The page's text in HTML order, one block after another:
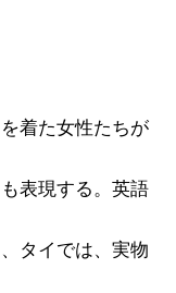
着た女性たちが
表現する。英語
タイでは、実物